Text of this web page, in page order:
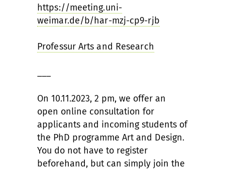
https://meeting.uni-
weimar.de/b/har-mzj-cp9-rjb
Professur Arts and Research
On 10.11.2023, 2 pm, we offer an
open online consultation for
applicants and incoming students of
the PhD programme Art and Design.
You do not have to register
beforehand, but can simply join the